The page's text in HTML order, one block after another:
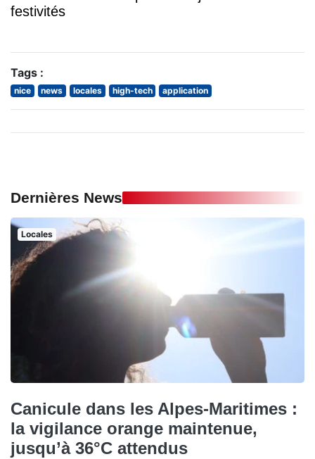
festivités
Tags :
nice news locales high-tech application
Dernières News
Locales
Canicule dans les Alpes-Maritimes :
la vigilance orange maintenue,
jusqu’à 36°C attendus